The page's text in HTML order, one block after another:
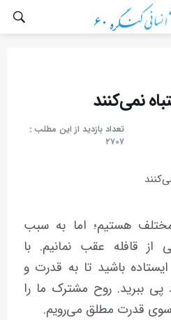
نمی‌کنند
تعداد بازدید از این مطلب :
۲۷۰۷
هستیم؛ اما به سبب
از قافله عقب نمانیم. با
باشید تا به قدرت و
پی ببرید. روح مشترک ما را
قدرت مطلق می‌رویم.